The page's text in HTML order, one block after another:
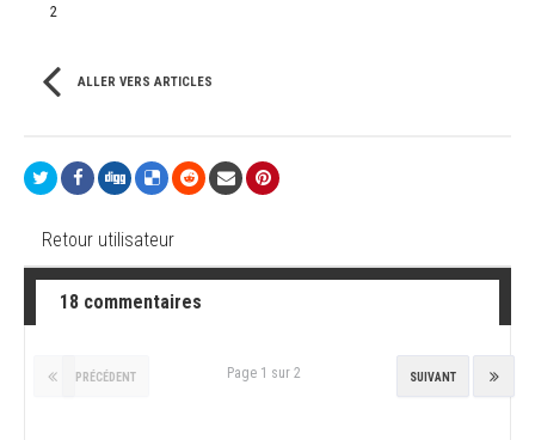
2
ALLER VERS ARTICLES
Retour utilisateur
18 commentaires
PRÉCÉDENT SUIVANT
Page 1 sur 2